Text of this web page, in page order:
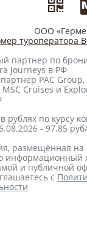
ООО
туроператора
партнер по
Journeys в РФ
PAC Group,
Cruises и
рублях по курсу
- 97.85
размещённая на
информационный
и публичной
с